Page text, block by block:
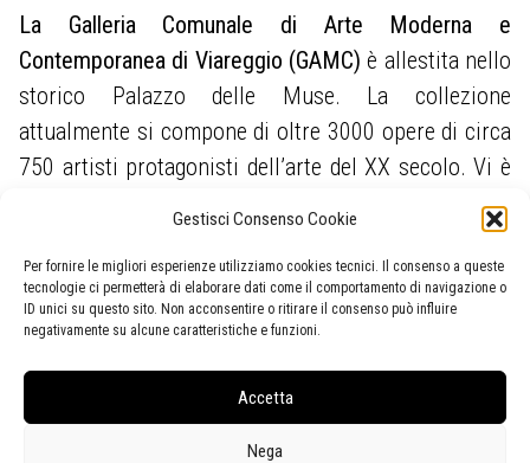
Gestisci Consenso Cookie
Per fornire le migliori esperienze utilizziamo cookies tecnici. Il consenso a queste
tecnologie ci permetterà di elaborare dati come il comportamento di navigazione o
ID unici su questo sito. Non acconsentire o ritirare il consenso può influire
negativamente su alcune caratteristiche e funzioni.
Accetta
Nega
La Galleria Comunale di Arte Moderna e
Contemporanea di Viareggio (GAMC) è allestita nello
storico Palazzo delle Muse. La collezione
attualmente si compone di oltre 3000 opere di circa
750 artisti protagonisti dell’arte del XX secolo. Vi è
anche una significativa presenza di autori del luogo
o che hanno avuto legami di varia natura con questa
terra e di opere che hanno come soggetto i paesaggi
locali. La GAMC possiede la più importante raccolta
pubblica di opere diLorenzo Viani
esponente dell’Espressionismo europeo.